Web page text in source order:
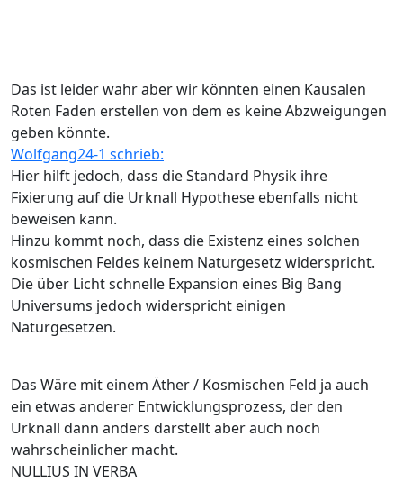
Das ist leider wahr aber wir könnten einen Kausalen
Roten Faden erstellen von dem es keine Abzweigungen
geben könnte.
Wolfgang24-1 schrieb:
Hier hilft jedoch, dass die Standard Physik ihre
Fixierung auf die Urknall Hypothese ebenfalls nicht
beweisen kann.
Hinzu kommt noch, dass die Existenz eines solchen
kosmischen Feldes keinem Naturgesetz widerspricht.
Die über Licht schnelle Expansion eines Big Bang
Universums jedoch widerspricht einigen
Naturgesetzen.
Das Wäre mit einem Äther / Kosmischen Feld ja auch
ein etwas anderer Entwicklungsprozess, der den
Urknall dann anders darstellt aber auch noch
wahrscheinlicher macht.
NULLIUS IN VERBA